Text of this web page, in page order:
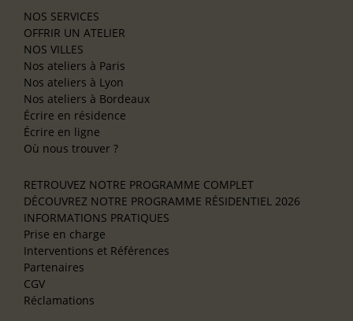
NOS SERVICES
OFFRIR UN ATELIER
NOS VILLES
Nos ateliers à Paris
Nos ateliers à Lyon
Nos ateliers à Bordeaux
Écrire en résidence
Écrire en ligne
Où nous trouver ?
RETROUVEZ NOTRE PROGRAMME COMPLET
DÉCOUVREZ NOTRE PROGRAMME RÉSIDENTIEL 2026
INFORMATIONS PRATIQUES
Prise en charge
Interventions et Références
Partenaires
CGV
Réclamations